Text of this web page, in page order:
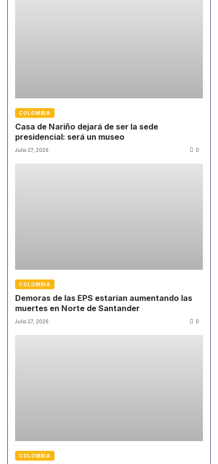
COLOMBIA
Casa de Nariño dejará de ser la sede
presidencial: será un museo
Julio 27, 2026 0
COLOMBIA
Demoras de las EPS estarían aumentando las
muertes en Norte de Santander
Julio 27, 2026 0
COLOMBIA